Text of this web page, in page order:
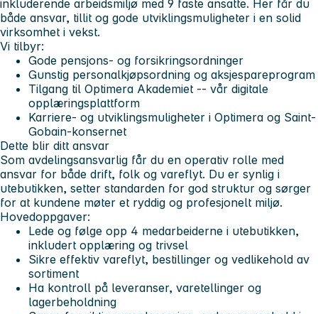
inkluderende arbeidsmiljø med 9 faste ansatte. Her får du
både ansvar, tillit og gode utviklingsmuligheter i en solid
virksomhet i vekst.
Vi tilbyr:
Gode pensjons- og forsikringsordninger
Gunstig personalkjøpsordning og aksjespareprogram
Tilgang til Optimera Akademiet -- vår digitale
opplæringsplattform
Karriere- og utviklingsmuligheter i Optimera og Saint-
Gobain-konsernet
Dette blir ditt ansvar
Som avdelingsansvarlig får du en operativ rolle med
ansvar for både drift, folk og vareflyt. Du er synlig i
utebutikken, setter standarden for god struktur og sørger
for at kundene møter et ryddig og profesjonelt miljø.
Hovedoppgaver:
Lede og følge opp 4 medarbeiderne i utebutikken,
inkludert opplæring og trivsel
Sikre effektiv vareflyt, bestillinger og vedlikehold av
sortiment
Ha kontroll på leveranser, varetellinger og
lagerbeholdning